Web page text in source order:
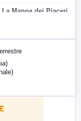
La Mappa dei Piaceri